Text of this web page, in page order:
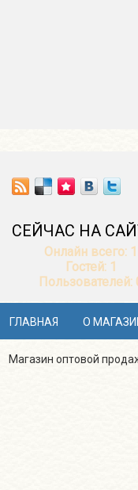
СЕЙЧАС НА
Онлайн всего: 1
Гостей: 1
Пользователей:
ГЛАВНАЯ О
Магазин оптовой